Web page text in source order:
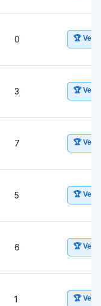
0 🏆 Ver
3 🏆 Ver
7 🏆 Ver
5 🏆 Ver
6 🏆 Ver
1 🏆 Ver